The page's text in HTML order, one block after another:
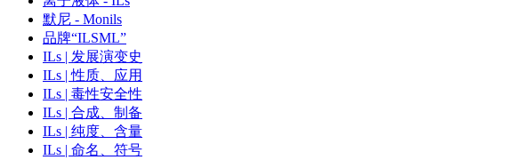
默尼 - Monils
品牌“ILSML”
ILs | 发展演变史
ILs | 性质、应用
ILs | 毒性安全性
ILs | 合成、制备
ILs | 纯度、含量
ILs | 命名、符号